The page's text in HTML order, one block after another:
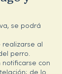
se podrá
realizarse al
perro.
notificarse con